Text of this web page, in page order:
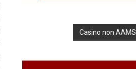
Casino non AAMS